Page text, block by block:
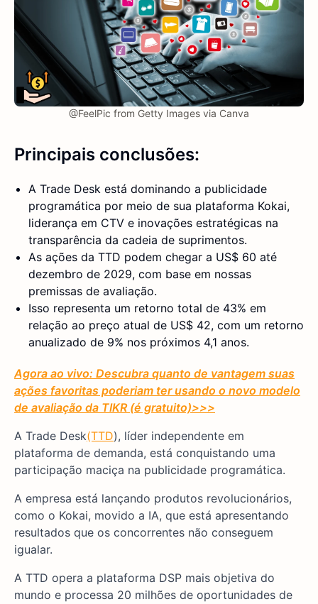
@FeelPic from Getty Images via Canva
Principais conclusões:
A Trade Desk está dominando a publicidade
programática por meio de sua plataforma Kokai,
liderança em CTV e inovações estratégicas na
transparência da cadeia de suprimentos.
As ações da TTD podem chegar a US$ 60 até
dezembro de 2029, com base em nossas
premissas de avaliação.
Isso representa um retorno total de 43% em
relação ao preço atual de US$ 42, com um retorno
anualizado de 9% nos próximos 4,1 anos.
Agora ao vivo: Descubra quanto de vantagem suas
ações favoritas poderiam ter usando o novo modelo
de avaliação da TIKR (é gratuito)>>>
A Trade Desk(TTD), líder independente em
plataforma de demanda, está conquistando uma
participação maciça na publicidade programática.
A empresa está lançando produtos revolucionários,
como o Kokai, movido a IA, que está apresentando
resultados que os concorrentes não conseguem
igualar.
A TTD opera a plataforma DSP mais objetiva do
mundo e processa 20 milhões de oportunidades de